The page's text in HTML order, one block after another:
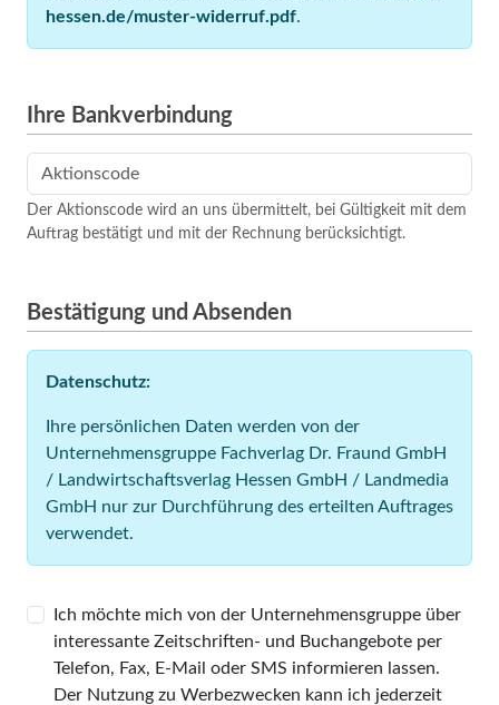
hessen.de/muster-widerruf.pdf.
Ihre Bankverbindung
Der Aktionscode wird an uns übermittelt, bei Gültigkeit mit dem
Auftrag bestätigt und mit der Rechnung berücksichtigt.
Bestätigung und Absenden
Datenschutz:
Ihre persönlichen Daten werden von der
Unternehmensgruppe Fachverlag Dr. Fraund GmbH
/ Landwirtschaftsverlag Hessen GmbH / Landmedia
GmbH nur zur Durchführung des erteilten Auftrages
verwendet.
Ich möchte mich von der Unternehmensgruppe über
interessante Zeitschriften- und Buchangebote per
Telefon, Fax, E-Mail oder SMS informieren lassen.
Der Nutzung zu Werbezwecken kann ich jederzeit